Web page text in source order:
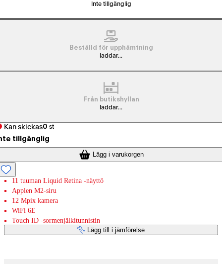
Inte tillgänglig
Beställd för upphämtning
laddar...
Från butikshyllan
laddar...
Kan skickas0 st
tillgänglig
Lägg i varukorgen
11 tuuman Liquid Retina -näyttö
Applen M2-siru
12 Mpix kamera
WiFi 6E
Touch ID -sormenjälkitunnistin
Lägg till i jämförelse